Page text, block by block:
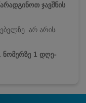
ჯავშნის
არ არის
ნომერზე 1 დღე-